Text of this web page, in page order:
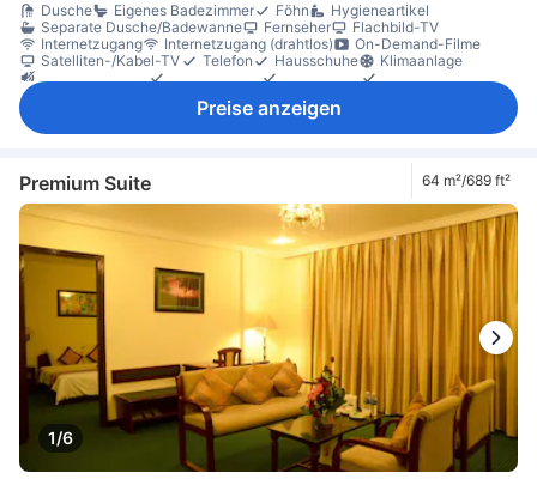
Dusche
Eigenes Badezimmer Föhn
Hygieneartikel
Separate Dusche/Badewanne
Fernseher
Flachbild-TV
Internetzugang
Internetzugang (drahtlos)
On-Demand-Filme
Satelliten-/Kabel-TV
Telefon Hausschuhe
Klimaanlage
Schalldämmung
Tageszeitung Weckdienst
Wecker
Tee- und Kaffeezubereiter
Schreibtisch Sitzecke
Preise anzeigen
Premium Suite 64 m²/689 ft²
1/6